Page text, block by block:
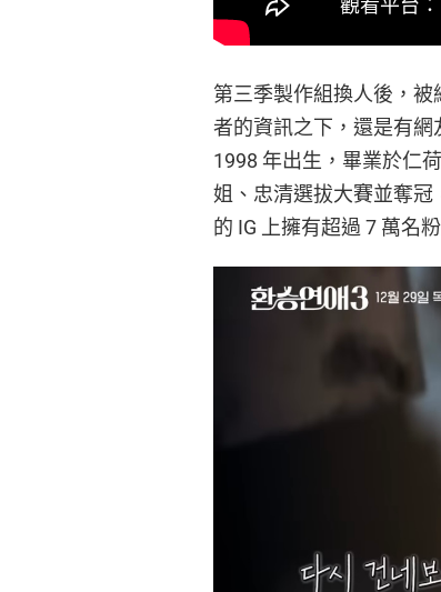
第三季製作組換人後，
者的資訊之下，還是有網
1998 年出生，畢業於仁
姐、忠清選拔大賽並奪
的 IG 上擁有超過 7 萬名